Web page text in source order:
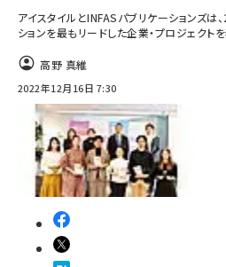
ecbeing (1210)
アスクル (1122)
base (1081)
ビィ・フォアード (776)
revico (744)
アイスタイルとINFASパブリケーションズは
ションを最もリードした企業・プロジェクト
高野 真維
2022年12月16日 7:30